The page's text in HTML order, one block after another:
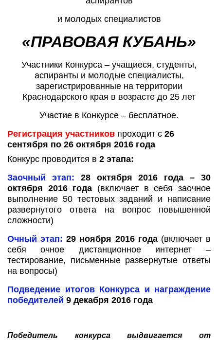
и молодых специалистов
«ПРАВОВАЯ КУБАНЬ»
Участники Конкурса – учащиеся, студенты,
аспиранты и молодые специалисты,
зарегистрированные на территории
Краснодарского края в возрасте до 25 лет
Участие в Конкурсе – бесплатное.
Регистрация участников проходит с 26
сентября по 26 октября 2016 года
Конкурс проводится в 2 этапа:
Заочный этап:
28 октября 2016 года – 30
октября 2016 года (включает в себя заочное
выполнение 50 тестовых заданий и написание
развернутого ответа на вопрос повышенной
сложности)
Очный этап:29 ноября 2016 года(включает в
себя очное дистанционное интернет –
тестирование, письменные развернутые ответы
на вопросы)
Подведение итогов Конкурса и награждение
победителей 9 декабря 2016 года
Победитель конкурса выдвигается от